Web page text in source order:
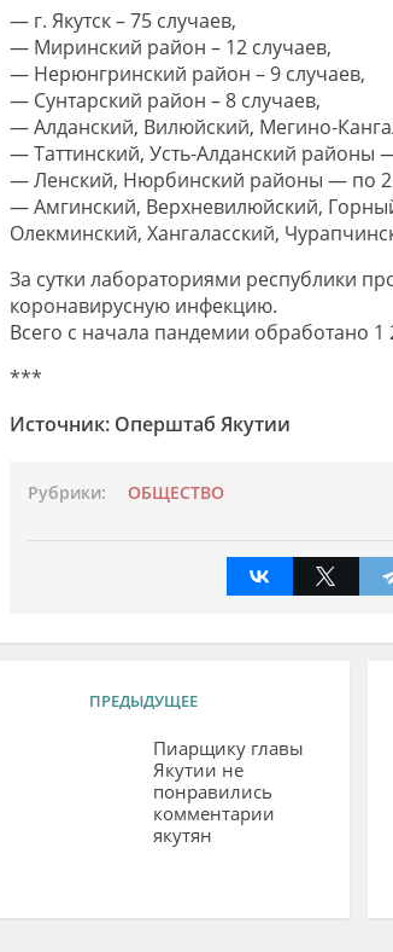
— г. Якутск – 75 случаев,
— Миринский район – 12 случаев,
— Нерюнгринский район – 9 случаев,
— Сунтарский район – 8 случаев,
— Алданский, Вилюйский, Мегино-
— Таттинский, Усть-Алданский районы
— Ленский, Нюрбинский районы — по 2
— Амгинский, Верхневилюйский,
Олекминский, Хангаласский,
За сутки лабораториями республики
коронавирусную инфекцию.
Всего с начала пандемии обработано 1
***
Источник: Оперштаб Якутии
Рубрики: ОБЩЕСТВО
ПРЕДЫДУЩЕЕ
Пиарщику главы
Якутии не
понравились
комментарии
якутян